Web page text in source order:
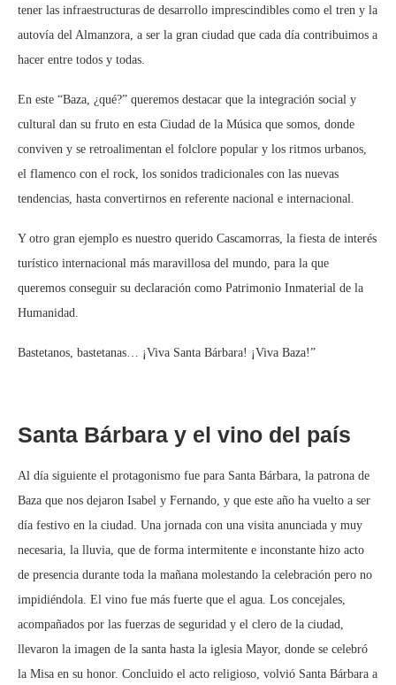
tener las infraestructuras de desarrollo imprescindibles como el tren y la
autovía del Almanzora, a ser la gran ciudad que cada día contribuimos a
hacer entre todos y todas.
En este “Baza, ¿qué?” queremos destacar que la integración social y
cultural dan su fruto en esta Ciudad de la Música que somos, donde
conviven y se retroalimentan el folclore popular y los ritmos urbanos,
el flamenco con el rock, los sonidos tradicionales con las nuevas
tendencias, hasta convertirnos en referente nacional e internacional.
Y otro gran ejemplo es nuestro querido Cascamorras, la fiesta de interés
turístico internacional más maravillosa del mundo, para la que
queremos conseguir su declaración como Patrimonio Inmaterial de la
Humanidad.
Bastetanos, bastetanas… ¡Viva Santa Bárbara! ¡Viva Baza!”
Santa Bárbara y el vino del país
Al día siguiente el protagonismo fue para Santa Bárbara, la patrona de
Baza que nos dejaron Isabel y Fernando, y que este año ha vuelto a ser
día festivo en la ciudad. Una jornada con una visita anunciada y muy
necesaria, la lluvia, que de forma intermitente e inconstante hizo acto
de presencia durante toda la mañana molestando la celebración pero no
impidiéndola. El vino fue más fuerte que el agua. Los concejales,
acompañados por las fuerzas de seguridad y el clero de la ciudad,
llevaron la imagen de la santa hasta la iglesia Mayor, donde se celebró
la Misa en su honor. Concluido el acto religioso, volvió Santa Bárbara a